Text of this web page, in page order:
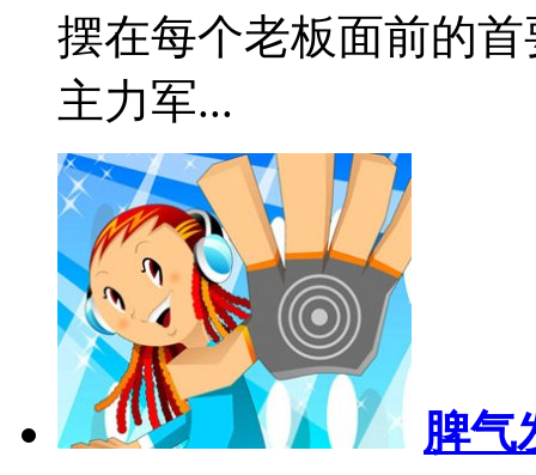
摆在每个老板面前的
主力军...
脾气